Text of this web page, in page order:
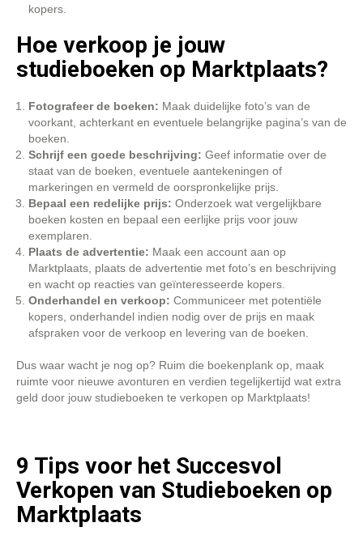
kopers.
Hoe verkoop je jouw
studieboeken op Marktplaats?
Fotografeer de boeken: Maak duidelijke foto’s van de
voorkant, achterkant en eventuele belangrijke pagina’s van de
boeken.
Schrijf een goede beschrijving: Geef informatie over de
staat van de boeken, eventuele aantekeningen of
markeringen en vermeld de oorspronkelijke prijs.
Bepaal een redelijke prijs: Onderzoek wat vergelijkbare
boeken kosten en bepaal een eerlijke prijs voor jouw
exemplaren.
Plaats de advertentie: Maak een account aan op
Marktplaats, plaats de advertentie met foto’s en beschrijving
en wacht op reacties van geïnteresseerde kopers.
Onderhandel en verkoop: Communiceer met potentiële
kopers, onderhandel indien nodig over de prijs en maak
afspraken voor de verkoop en levering van de boeken.
Dus waar wacht je nog op? Ruim die boekenplank op, maak
ruimte voor nieuwe avonturen en verdien tegelijkertijd wat extra
geld door jouw studieboeken te verkopen op Marktplaats!
9 Tips voor het Succesvol
Verkopen van Studieboeken op
Marktplaats